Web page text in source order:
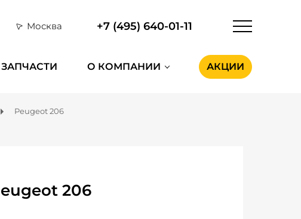
Москва +7 (495) 640-01-11
ЗАПЧАСТИ О КОМПАНИИ АКЦИИ
Peugeot 206
206